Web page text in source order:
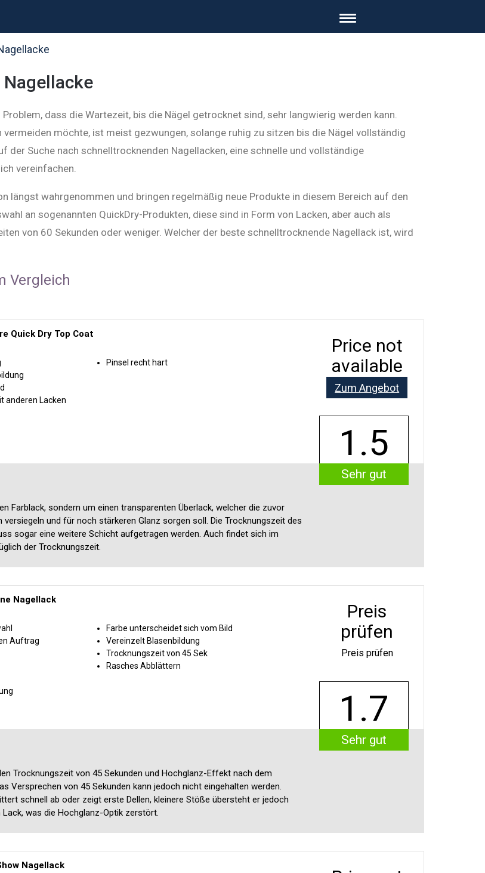
dass die Wartezeit, bis die Nägel getrocknet sind, sehr langwierig werden kann.
möchte, ist meist gezwungen, solange ruhig zu sitzen bis die Nägel vollständig
der Suche nach schnelltrocknenden Nagellacken, eine schnelle und vollständige
vereinfachen.
längst wahrgenommen und bringen regelmäßig neue Produkte in diesem Bereich auf den
an sogenannten QuickDry-Produkten, diese sind in Form von Lacken, aber auch als
von 60 Sekunden oder weniger. Welcher der beste schnelltrocknende Nagellack ist, wird
Vergleich
Quick Dry Top Coat
anderen Lacken
Pinsel recht hart
Price not
available
Zum Angebot
1.5
Sehr gut
Farblack, sondern um einen transparenten Überlack, welcher die zuvor
und für noch stärkeren Glanz sorgen soll. Die Trocknungszeit des
sogar eine weitere Schicht aufgetragen werden. Auch findet sich im
der Trocknungszeit.
Nagellack
Auftrag
Farbe unterscheidet sich vom Bild
Vereinzelt Blasenbildung
Trocknungszeit von 45 Sek
Rasches Abblättern
Preis
prüfen
Preis prüfen
1.7
Sehr gut
Trocknungszeit von 45 Sekunden und Hochglanz-Effekt nach dem
Versprechen von 45 Sekunden kann jedoch nicht eingehalten werden.
schnell ab oder zeigt erste Dellen, kleinere Stöße übersteht er jedoch
was die Hochglanz-Optik zerstört.
Nagellack